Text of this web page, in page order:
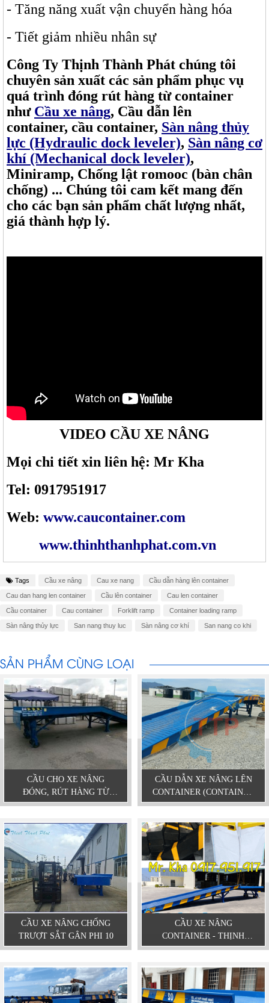
- Tăng năng xuất vận chuyển hàng hóa
- Tiết giảm nhiều nhân sự
Công Ty Thịnh Thành Phát chúng tôi
chuyên sản xuất các sản phẩm phục vụ
quá trình đóng rút hàng từ container
như Cầu xe nâng, Cầu dẫn lên
container, cầu container, Sàn nâng thủy
lực (Hydraulic dock leveler), Sàn nâng cơ
khí (Mechanical dock leveler),
Miniramp, Chống lật romooc (bàn chân
chống) ... Chúng tôi cam kết mang đến
cho các bạn sản phẩm chất lượng nhất,
giá thành hợp lý.
VIDEO CẦU XE NÂNG
Mọi chi tiết xin liên hệ: Mr Kha
Tel: 0917951917
Web: www.caucontainer.com
www.thinhthanhphat.com.vn
Tags Cầu xe nâng Cau xe nang Cầu dẫn hàng lên container
Cau dan hang len container Cầu lên container Cau len container
Cầu container Cau container Forklift ramp Container loading ramp
Sàn nâng thủy lực San nang thuy luc Sàn nâng cơ khí San nang co khi
SẢN PHẨM CÙNG LOẠI
CẦU CHO XE NÂNG
ĐÓNG, RÚT HÀNG TỪ
CONTAINER
CẦU DẪN XE NÂNG LÊN
CONTAINER (CONTAINER
LOADING RAMP)
CẦU XE NÂNG CHỐNG
TRƯỢT SẮT GÂN PHI 10
CẦU XE NÂNG
CONTAINER - THỊNH
THÀNH PHÁT